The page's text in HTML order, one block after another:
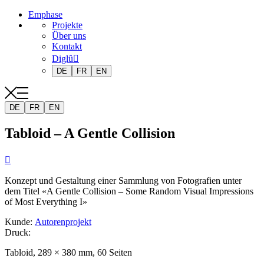
Emphase
Projekte
Über uns
Kontakt
Diglû
DE FR EN
DE FR EN
Tabloid – A Gentle Collision

Konzept und Gestaltung einer Sammlung von Fotografien unter
dem Titel «A Gentle Collision – Some Random Visual Impressions
of Most Everything I»
Kunde: Autorenprojekt
Druck:
Tabloid, 289 × 380 mm, 60 Seiten